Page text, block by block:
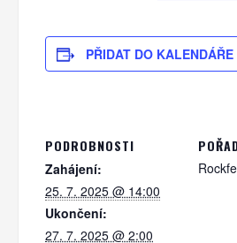
PŘIDAT DO KALENDÁŘE
PODROBNOSTI
Zahájení:
25. 7. 2025 @ 14:00
Ukončení:
27. 7. 2025 @ 2:00